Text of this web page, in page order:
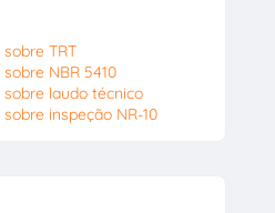
TRT
NBR 5410
sobre laudo técnico
inspeção NR-10